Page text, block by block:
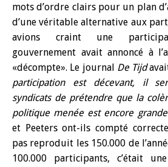
mots d’ordre clairs pour un plan
d’une véritable alternative aux
avions craint une
gouvernement avait annoncé à
«décompte». Le journal De Tijd
participation est décevant, il
syndicats de prétendre que la
politique menée est encore
et Peeters ont-ils compté
pas reproduit les 150.000 de
100.000 participants, c’était